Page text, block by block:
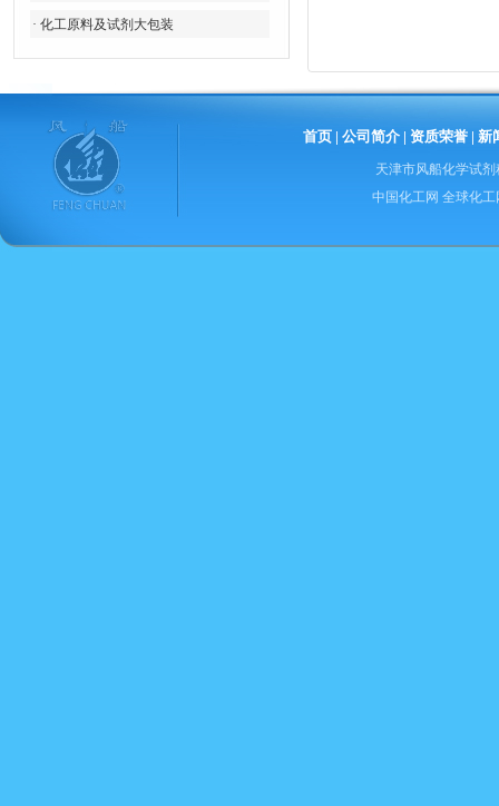
· 化工原料及试剂大包装
首页 |公司简介 |资质荣誉 |新
天津市风船化学试
中国化工网 全球化工